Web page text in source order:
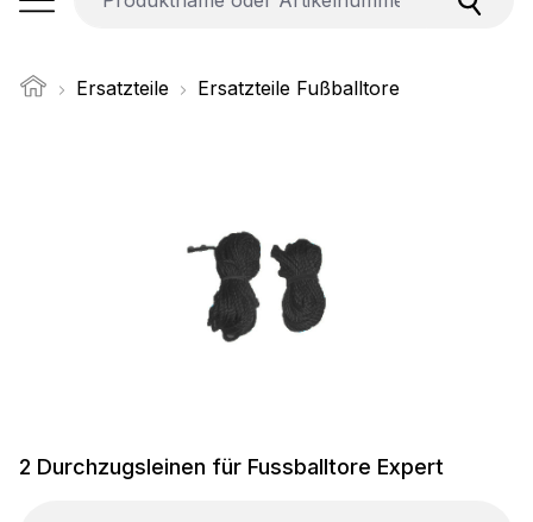
Ersatzteile Ersatzteile Fußballtore
2 Durchzugsleinen für Fussballtore Expert